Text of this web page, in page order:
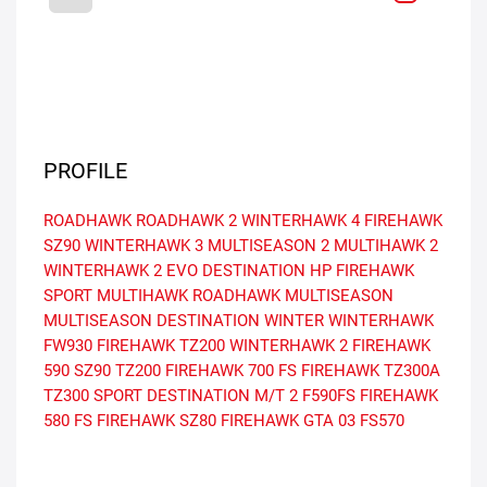
PROFILE
ROADHAWK ROADHAWK 2 WINTERHAWK 4 FIREHAWK
SZ90 WINTERHAWK 3 MULTISEASON 2 MULTIHAWK 2
WINTERHAWK 2 EVO DESTINATION HP FIREHAWK
SPORT MULTIHAWK ROADHAWK MULTISEASON
MULTISEASON DESTINATION WINTER WINTERHAWK
FW930 FIREHAWK TZ200 WINTERHAWK 2 FIREHAWK
590 SZ90 TZ200 FIREHAWK 700 FS FIREHAWK TZ300A
TZ300 SPORT DESTINATION M/T 2 F590FS FIREHAWK
580 FS FIREHAWK SZ80 FIREHAWK GTA 03 FS570